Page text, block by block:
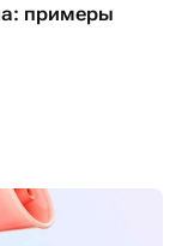
примеры